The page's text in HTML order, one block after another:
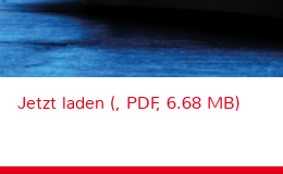
Jetzt laden (, PDF, 6.68 MB)